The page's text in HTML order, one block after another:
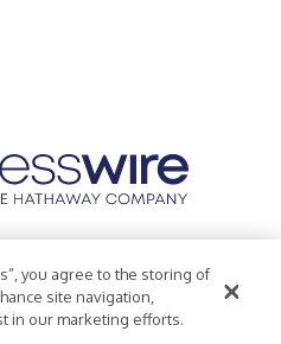
Accessibility Statement
you agree to the storing of
site navigation,
in our marketing efforts.